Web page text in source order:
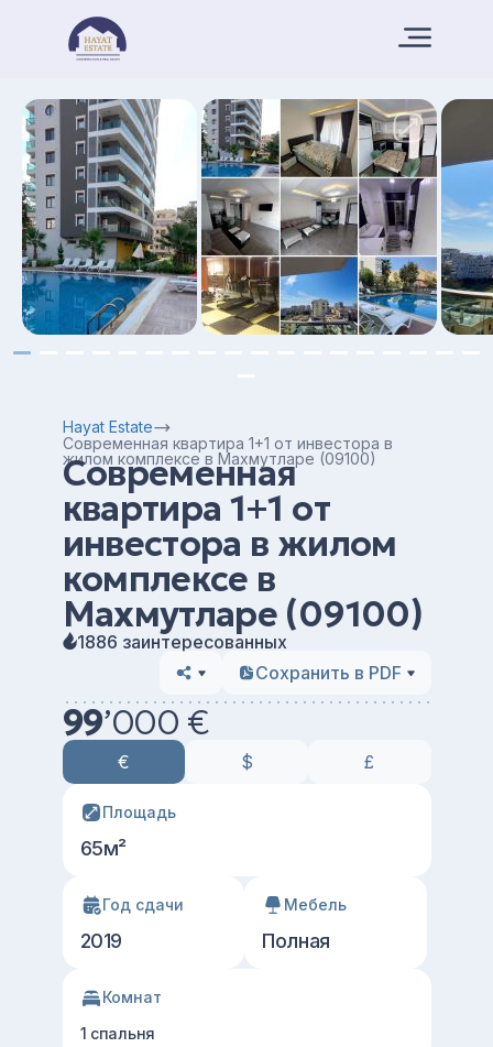
Hayat Estate
Современная квартира 1+1 от инвестора в
жилом комплексе в Махмутларе (09100)
Современная
квартира 1+1 от
инвестора в жилом
комплексе в
Махмутларе (09100)
1886 заинтересованных
Сохранить в PDF
99’000 €
€ $ £
Площадь
65м²
Год сдачи
2019
Мебель
Полная
Комнат
1 спальня